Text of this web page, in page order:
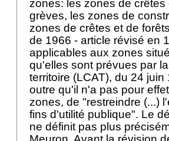
zones: les zones de
grèves, les zones de
zones de crêtes et de
de 1966 - article révisé en
applicables aux zones
qu'elles sont prévues par
territoire (LCAT), du 24
outre qu'il n'a pas pour
zones, de "restreindre (...)
fins d'utilité publique". Le
ne définit pas plus